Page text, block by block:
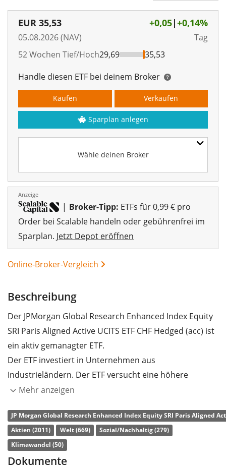
EUR 35,53
05.08.2026 (NAV)
+0,05|+0,14%
Tag
52 Wochen Tief/Hoch29,69
35,53
Handle diesen ETF bei deinem Broker
Wähle deinen Broker
Kaufen Verkaufen
Sparplan anlegen
Anzeige
| Broker-Tipp: ETFs für 0,99 € pro
Order bei Scalable handeln oder gebührenfrei im
Sparplan. Jetzt Depot eröffnen
Online-Broker-Vergleich
Beschreibung
Der JPMorgan Global Research Enhanced Index Equity
SRI Paris Aligned Active UCITS ETF CHF Hedged (acc) ist
ein aktiv gemanagter ETF.
Der ETF investiert in Unternehmen aus
Industrieländern. Der ETF versucht eine höhere
Rendite zu erwirtschaften als der MSCI World SRI EU
werden nach ESG-Kriterien (Umwelt, Soziales und
Unternehmensführung) gefiltert. Darüber hinaus
finden EU-Richtlinien zum Klimaschutz
Berücksichtigung. Währungsgesichert in Schweizer
Mehr anzeigen
JP Morgan Global Research Enhanced Index Equity SRI Paris Aligned
Aktien (2011)
Welt (669)
Sozial/Nachhaltig (279)
Klimawandel (50)
Dokumente